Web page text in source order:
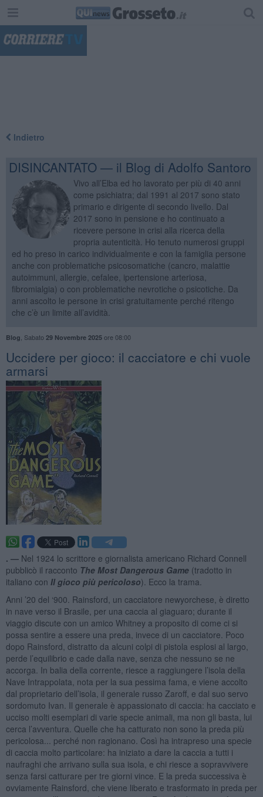
Indietro
DISINCANTATO — il Blog di Adolfo Santoro
Vivo all’Elba ed ho lavorato per più di 40 anni
come psichiatra; dal 1991 al 2017 sono stato
primario e dirigente di secondo livello. Dal
2017 sono in pensione e ho continuato a
ricevere persone in crisi alla ricerca della
propria autenticità. Ho tenuto numerosi gruppi
ed ho preso in carico individualmente e con la famiglia persone
anche con problematiche psicosomatiche (cancro, malattie
autoimmuni, allergie, cefalee, ipertensione arteriosa,
fibromialgia) o con problematiche nevrotiche o psicotiche. Da
anni ascolto le persone in crisi gratuitamente perché ritengo
che c’è un limite all’avidità.
Blog Sabato 29 Novembre 2025ore 08:00
​Uccidere per gioco: il cacciatore e chi vuole
armarsi
. — Nel 1924 lo scrittore e giornalista americano Richard Connell
pubblicò il racconto The Most Dangerous Game(tradotto in
italiano con Il gioco più pericoloso). Ecco la trama.
Anni ’20 del ‘900. Rainsford, un cacciatore newyorchese, è diretto
in nave verso il Brasile, per una caccia al giaguaro; durante il
viaggio discute con un amico Whitney a proposito di come ci si
possa sentire a essere una preda, invece di un cacciatore. Poco
dopo Rainsford, distratto da alcuni colpi di pistola esplosi al largo,
perde l’equilibrio e cade dalla nave, senza che nessuno se ne
accorga. In balia della corrente, riesce a raggiungere l’isola della
Nave Intrappolata, nota per la sua pessima fama, e viene accolto
dal proprietario dell’isola, il generale russo Zaroff, e dal suo servo
sordomuto Ivan. Il generale è appassionato di caccia: ha cacciato e
ucciso molti esemplari di varie specie animali, ma non gli basta, lui
cerca l’avventura. Quelle che ha catturato non sono la preda più
pericolosa... perché non ragionano. Così ha intrapreso una specie
di caccia molto particolare: ha iniziato a dare la caccia a tutti i
naufraghi che arrivano sulla sua isola, e chi riesce a sopravvivere
senza farsi catturare per tre giorni vince. E la preda successiva è
ovviamente Rainsford, che viene liberato e trasformato in preda per